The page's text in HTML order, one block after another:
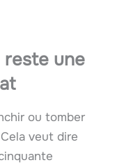
reste une
ou tomber
veut dire